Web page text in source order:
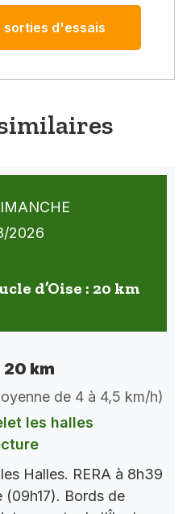
sorties d'essais
2026
d’Oise : 20 km
20 km
de 4 à 4,5 km/h)
les halles
Halles. RERA à 8h39
(09h17). Bords de